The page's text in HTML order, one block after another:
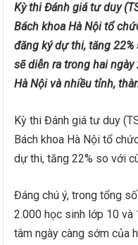
Kỳ thi Đánh giá tư duy
Bách khoa Hà Nội tổ
đăng ký dự thi, tăng
sẽ diễn ra trong hai
Hà Nội và nhiều tỉnh,
Kỳ thi Đánh giá tư duy
Bách khoa Hà Nội tổ
dự thi, tăng 22% so với
Đáng chú ý, trong tổng
2.000 học sinh lớp 10 và
tâm ngày càng sớm của